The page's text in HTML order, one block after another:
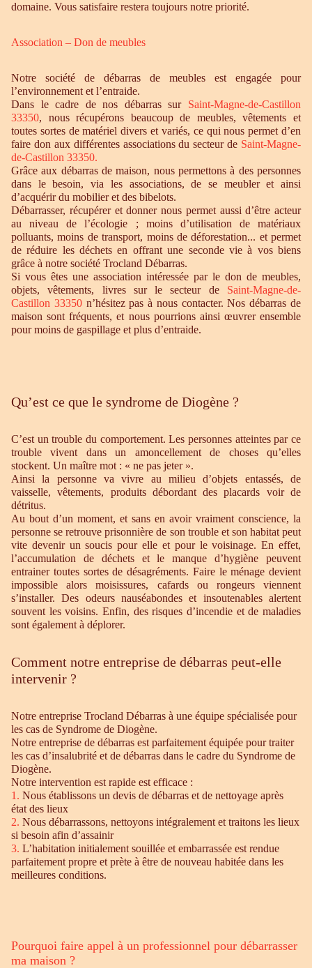
domaine. Vous satisfaire restera toujours notre priorité.
Association – Don de meubles
Notre société de débarras de meubles est engagée pour
l’environnement et l’entraide.
Dans le cadre de nos débarras sur Saint-Magne-de-Castillon
33350, nous récupérons beaucoup de meubles, vêtements et
toutes sortes de matériel divers et variés, ce qui nous permet d’en
faire don aux différentes associations du secteur de Saint-Magne-
de-Castillon 33350.
Grâce aux débarras de maison, nous permettons à des personnes
dans le besoin, via les associations, de se meubler et ainsi
d’acquérir du mobilier et des bibelots.
Débarrasser, récupérer et donner nous permet aussi d’être acteur
au niveau de l’écologie ; moins d’utilisation de matériaux
polluants, moins de transport, moins de déforestation... et permet
de réduire les déchets en offrant une seconde vie à vos biens
grâce à notre société Trocland Débarras.
Si vous êtes une association intéressée par le don de meubles,
objets, vêtements, livres sur le secteur de Saint-Magne-de-
Castillon 33350 n’hésitez pas à nous contacter. Nos débarras de
maison sont fréquents, et nous pourrions ainsi œuvrer ensemble
pour moins de gaspillage et plus d’entraide.
Qu’est ce que le syndrome de Diogène ?
C’est un trouble du comportement. Les personnes atteintes par ce
trouble vivent dans un amoncellement de choses qu’elles
stockent. Un maître mot : « ne pas jeter ».
Ainsi la personne va vivre au milieu d’objets entassés, de
vaisselle, vêtements, produits débordant des placards voir de
détritus.
Au bout d’un moment, et sans en avoir vraiment conscience, la
personne se retrouve prisonnière de son trouble et son habitat peut
vite devenir un soucis pour elle et pour le voisinage. En effet,
l’accumulation de déchets et le manque d’hygiène peuvent
entrainer toutes sortes de désagréments. Faire le ménage devient
impossible alors moisissures, cafards ou rongeurs viennent
s’installer. Des odeurs nauséabondes et insoutenables alertent
souvent les voisins. Enfin, des risques d’incendie et de maladies
sont également à déplorer.
Comment notre entreprise de débarras peut-elle
intervenir ?
Notre entreprise Trocland Débarras à une équipe spécialisée pour
les cas de Syndrome de Diogène.
Notre entreprise de débarras est parfaitement équipée pour traiter
les cas d’insalubrité et de débarras dans le cadre du Syndrome de
Diogène.
Notre intervention est rapide est efficace :
1. Nous établissons un devis de débarras et de nettoyage après
état des lieux
2. Nous débarrassons, nettoyons intégralement et traitons les lieux
si besoin afin d’assainir
3. L’habitation initialement souillée et embarrassée est rendue
parfaitement propre et prète à être de nouveau habitée dans les
meilleures conditions.
Pourquoi faire appel à un professionnel pour débarrasser
ma maison ?